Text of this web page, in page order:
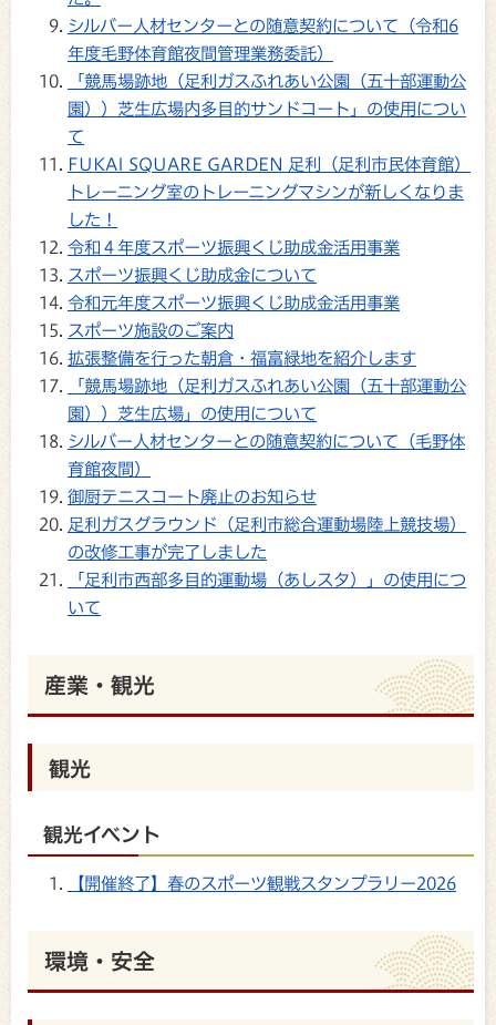
シルバー人材センターとの随意契約について（令和6
年度毛野体育館夜間管理業務委託）
「競馬場跡地（足利ガスふれあい公園（五十部運動公
園））芝生広場内多目的サンドコート」の使用につい
て
FUKAI SQUARE GARDEN 足利（足利市民体育館）
トレーニング室のトレーニングマシンが新しくなりま
した！
令和４年度スポーツ振興くじ助成金活用事業
スポーツ振興くじ助成金について
令和元年度スポーツ振興くじ助成金活用事業
スポーツ施設のご案内
拡張整備を行った朝倉・福富緑地を紹介します
「競馬場跡地（足利ガスふれあい公園（五十部運動公
園））芝生広場」の使用について
シルバー人材センターとの随意契約について（毛野体
育館夜間）
御厨テニスコート廃止のお知らせ
足利ガスグラウンド（足利市総合運動場陸上競技場）
の改修工事が完了しました
「足利市西部多目的運動場（あしスタ）」の使用につ
いて
産業・観光
観光
観光イベント
【開催終了】春のスポーツ観戦スタンプラリー2026
環境・安全